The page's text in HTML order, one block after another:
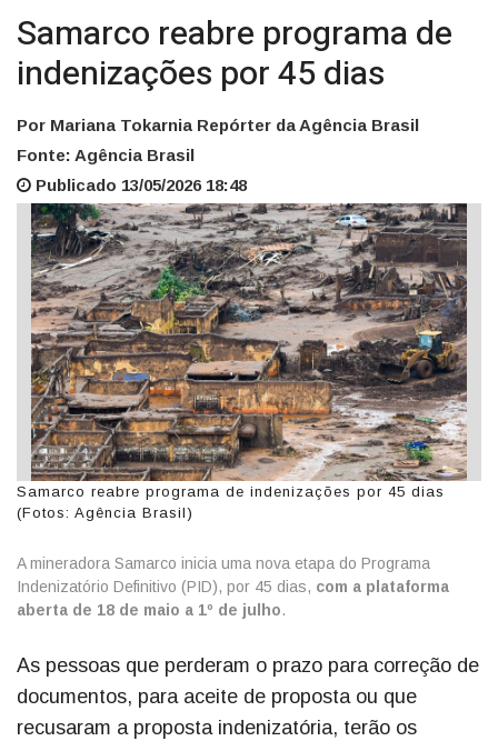
Samarco reabre programa de
indenizações por 45 dias
Por Mariana Tokarnia Repórter da Agência Brasil
Fonte: Agência Brasil
Publicado 13/05/2026 18:48
Samarco reabre programa de indenizações por 45 dias
(Fotos: Agência Brasil)
A mineradora Samarco inicia uma nova etapa do Programa
Indenizatório Definitivo (PID), por 45 dias, com a plataforma
aberta de 18 de maio a 1º de julho.
As pessoas que perderam o prazo para correção de
documentos, para aceite de proposta ou que
recusaram a proposta indenizatória, terão os